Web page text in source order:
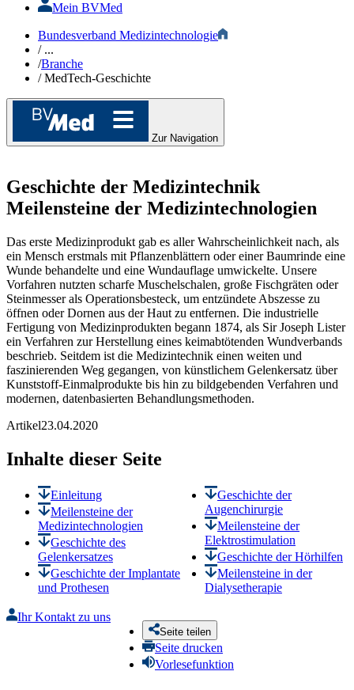
Mein BVMed
Bundesverband Medizintechnologie
/...
/Branche
/MedTech-Geschichte
Zur Navigation
Geschichte der Medizintechnik
Meilensteine der Medizintechnologien
Das erste Medizinprodukt gab es aller Wahrscheinlichkeit nach, als
ein Mensch erstmals mit Pflanzenblättern oder einer Baumrinde eine
Wunde behandelte und eine Wundauflage umwickelte. Unsere
Vorfahren nutzten scharfe Muschelschalen, große Fischgräten oder
Steinmesser als Operationsbesteck, um entzündete Abszesse zu
öffnen oder Dornen aus der Haut zu entfernen. Die industrielle
Fertigung von Medizinprodukten begann 1874, als Sir Joseph Lister
ein Verfahren zur Herstellung eines keimabtötenden Wundverbands
beschrieb. Seitdem ist die Medizintechnik einen weiten und
faszinierenden Weg gegangen, von künstlichem Gelenkersatz über
Kunststoff-Einmalprodukte bis hin zu bildgebenden Verfahren und
modernen, datenbasierten Behandlungsmethoden.
Artikel23.04.2020
Inhalte dieser Seite
Einleitung
Meilensteine der
Medizintechnologien
Geschichte des
Gelenkersatzes
Geschichte der Implantate
und Prothesen
Geschichte der
Augenchirurgie
Meilensteine der
Elektrostimulation
Geschichte der Hörhilfen
Meilensteine in der
Dialysetherapie
Ihr Kontakt zu uns
Seite teilen
Seite drucken
Vorlesefunktion